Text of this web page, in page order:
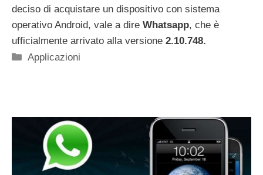
deciso di acquistare un dispositivo con sistema
operativo Android, vale a dire Whatsapp, che è
ufficialmente arrivato alla versione 2.10.748.
Categorie
Applicazioni